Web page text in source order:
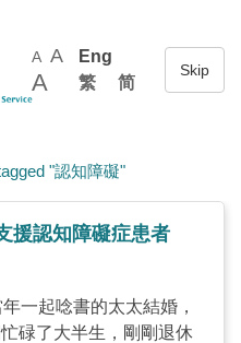
A A
A
Eng
繁
简
"認知障礙"
援認知障礙症患者
一起唸書的太太結婚，
碌了大半生，剛剛退休